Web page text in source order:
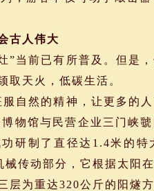
伟大
当前已有所普及。但是
取天火，低碳生活。
自然的精神，让更多的
物馆与民营企业三门峡
研制了直径达1.4米的特
传动部分，它根据太阳
为重达320公斤的阳燧